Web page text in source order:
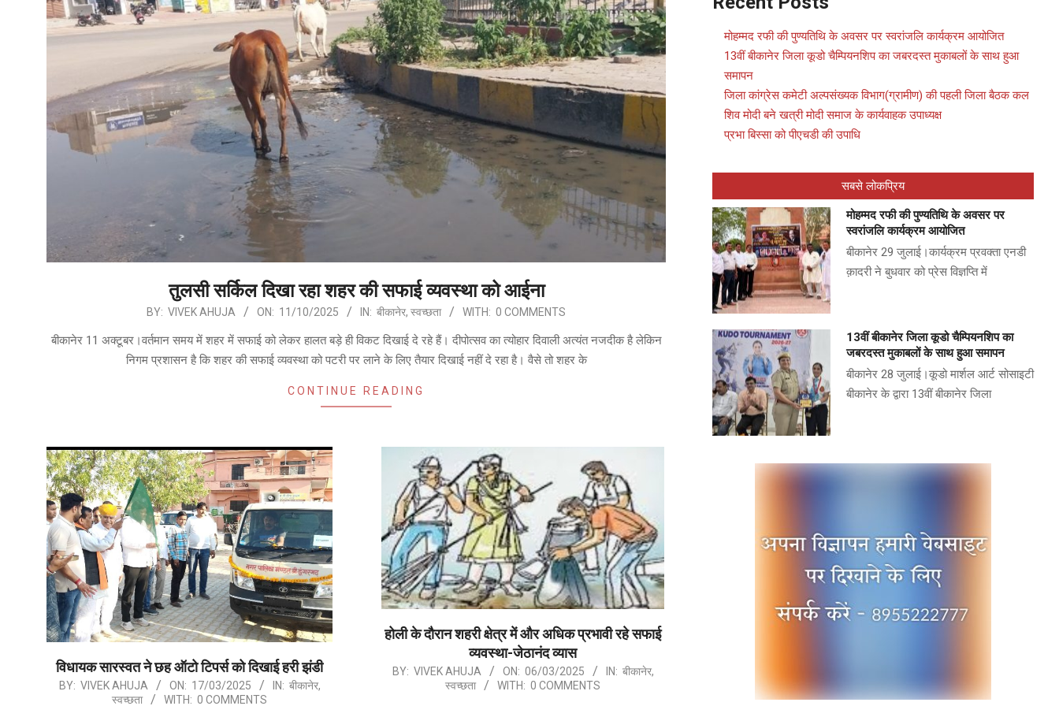
तुलसी सर्किल दिखा रहा शहर की सफाई व्यवस्था को आईना
10-
BY: VIVEK AHUJA ON: 11/10/2025 IN: बीकानेर, स्वच्छता WITH: 0 COMMENTS
बीकानेर 11 अक्टूबर।वर्तमान समय में शहर में सफाई को लेकर हालत बड़े ही विकट दिखाई दे रहे हैं। दीपोत्सव का त्योहार दिवाली अत्यंत नजदीक है लेकिन
निगम प्रशासन है कि शहर की सफाई व्यवस्था को पटरी पर लाने के लिए तैयार दिखाई नहीं दे रहा है। वैसे तो शहर के
CONTINUE READING
विधायक सारस्वत ने छह ऑटो टिपर्स को दिखाई हरी झंडी
2025-
BY: VIVEK AHUJA ON: 17/03/2025 IN: बीकानेर,
स्वच्छता
WITH: 0 COMMENTS
होली के दौरान शहरी क्षेत्र में और अधिक प्रभावी रहे सफाई
व्यवस्था-जेठानंद व्यास
2025-
BY: VIVEK AHUJA ON: 06/03/2025 IN: बीकानेर,
स्वच्छता
WITH: 0 COMMENTS
मोहम्मद रफी की पुण्यतिथि के अवसर पर स्वरांजलि कार्यक्रम आयोजित
13वीं बीकानेर जिला कूडो चैम्पियनशिप का जबरदस्त मुकाबलों के साथ हुआ
समापन
जिला कांग्रेस कमेटी अल्पसंख्यक विभाग(ग्रामीण) की पहली जिला बैठक कल
शिव मोदी बने खत्री मोदी समाज के कार्यवाहक उपाध्यक्ष
प्रभा बिस्सा को पीएचडी की उपाधि
सबसे लोकप्रिय
मोहम्मद रफी की पुण्यतिथि के अवसर पर
स्वरांजलि कार्यक्रम आयोजित
बीकानेर 29 जुलाई।कार्यक्रम प्रवक्ता एनडी
क़ादरी ने बुधवार को प्रेस विज्ञप्ति में
13वीं बीकानेर जिला कूडो चैम्पियनशिप का
जबरदस्त मुकाबलों के साथ हुआ समापन
बीकानेर 28 जुलाई।कूडो मार्शल आर्ट सोसाइटी
बीकानेर के द्वारा 13वीं बीकानेर जिला